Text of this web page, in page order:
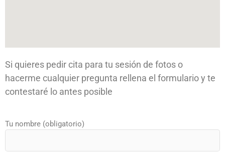
Si quieres pedir cita para tu sesión de fotos o
hacerme cualquier pregunta rellena el formulario y te
contestaré lo antes posible
Tu nombre (obligatorio)